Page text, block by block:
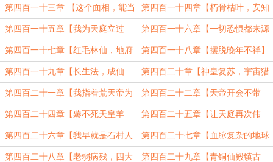
天】 昭昭】
第四百一十三章 【这个面相，能当
天帝吗】
第四百一十四章【朽骨枯叶，安知
吉凶】
第四百一十五章【我为天庭立过
功，我为大帝流过血】
第四百一十六章【一切恐惧都来源
于火力不足】
第四百一十七章【红毛林仙，地府
不祥】
第四百一十八章【摆脱晚年不祥】
第四百一十九章【长生法，成仙
路，古来天骄多寂寞】
第四百二十章【神皇复苏，宇宙猎
凰】
第四百二十一章【我指着荒天帝为
誓】
第四百二十二章【天帝开会不带
你】
第四百二十四章【薅不死天皇羊
毛】
第四百二十五章【让天庭再次伟
大】（5200）
第四百二十六章【我早就是石村人
了】
第四百二十七章【血脉复杂的地球
人】
第四百二十八章【老弱病残，四大 第四百二十九章【青铜仙殿镇古